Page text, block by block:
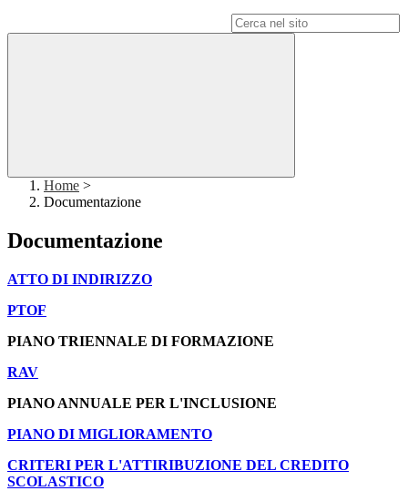
Home >
Documentazione
Documentazione
ATTO DI INDIRIZZO
PTOF
PIANO TRIENNALE DI FORMAZIONE
RAV
PIANO ANNUALE PER L'INCLUSIONE
PIANO DI MIGLIORAMENTO
CRITERI PER L'ATTIRIBUZIONE DEL CREDITO
SCOLASTICO